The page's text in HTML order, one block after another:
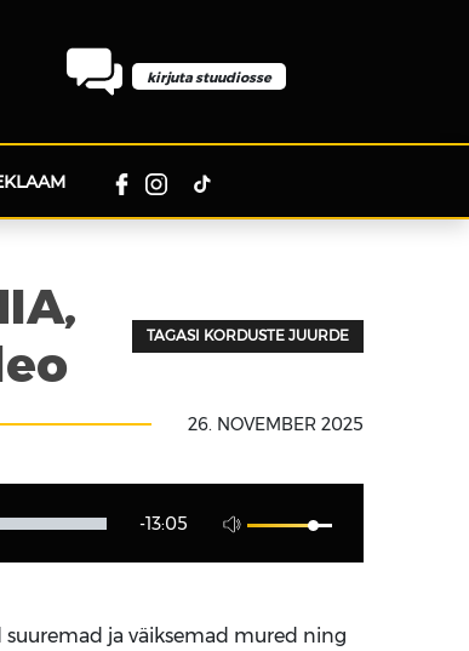
kirjuta stuudiosse
TAGASI KORDUSTE JUURDE
26. NOVEMBER 2025
-13:05
ja väiksemad mured ning